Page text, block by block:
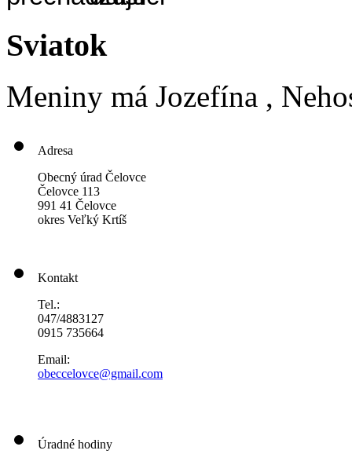
Sviatok
Meniny má Jozefína ,
Adresa
Obecný úrad Čelovce
Čelovce 113
991 41 Čelovce
okres Veľký Krtíš
Kontakt
Tel.:
047/4883127
0915 735664
Email:
obeccelovce@gmail.com
Úradné hodiny